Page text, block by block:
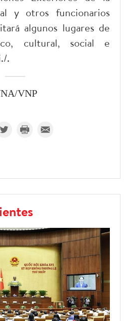
y otros funcionarios
algunos lugares de
cultural, social e
.
VNP